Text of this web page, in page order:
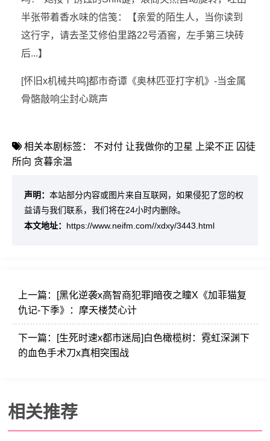
半张带着香水味的信笺：【亲爱的陌生人，当你读到
这行字，请去圣艾修伯里路22号酒窖，左手第三块砖
后...】
[怀旧x机械共鸣]都市奇谭《奥林匹亚打字机》-当金属
骨骼敲响尘封心跳声
相关本剧标签： 不对付 让我做你的卫星 上梁不正 囚徒
所向 贪暮余温
声明： 本站部分内容或图片来自互联网，如果侵犯了您的权
益请与我们联系，我们将在24小时内删除。
本文地址： https://www.neifm.com//xdxy/3443.html
上一篇：
[黑化逆袭x高智商犯罪]暗夜之瞳X《加菲猫复
仇记-下季》：摩天楼焚心计
下一篇：
[生死时速x都市迷局]白色橄榄树：霓虹深渊下
的血色手术刀x真相突围战
相关推荐